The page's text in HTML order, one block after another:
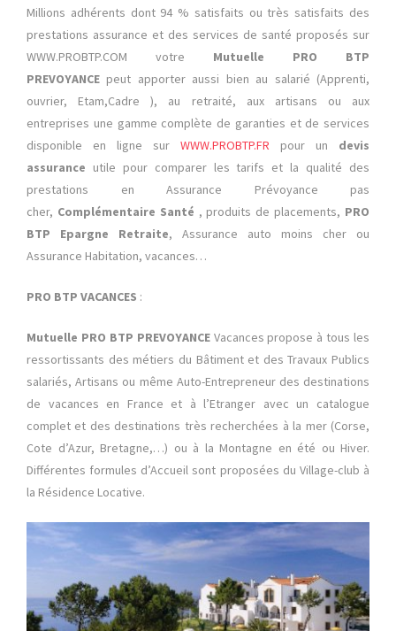
Millions adhérents dont 94 % satisfaits ou très satisfaits des
prestations assurance et des services de santé proposés sur
WWW.PROBTP.COM votre Mutuelle PRO BTP
PREVOYANCE peut apporter aussi bien au salarié (Apprenti,
ouvrier, Etam,Cadre ), au retraité, aux artisans ou aux
entreprises une gamme complète de garanties et de services
disponible en ligne sur WWW.PROBTP.FR pour un devis
assurance utile pour comparer les tarifs et la qualité des
prestations en Assurance Prévoyance pas
cher, Complémentaire Santé , produits de placements, PRO
BTP Epargne Retraite, Assurance auto moins cher ou
Assurance Habitation, vacances…
PRO BTP VACANCES :
Mutuelle PRO BTP PREVOYANCE Vacances propose à tous les
ressortissants des métiers du Bâtiment et des Travaux Publics
salariés, Artisans ou même Auto-Entrepreneur des destinations
de vacances en France et à l’Etranger avec un catalogue
complet et des destinations très recherchées à la mer (Corse,
Cote d’Azur, Bretagne,…) ou à la Montagne en été ou Hiver.
Différentes formules d’Accueil sont proposées du Village-club à
la Résidence Locative.